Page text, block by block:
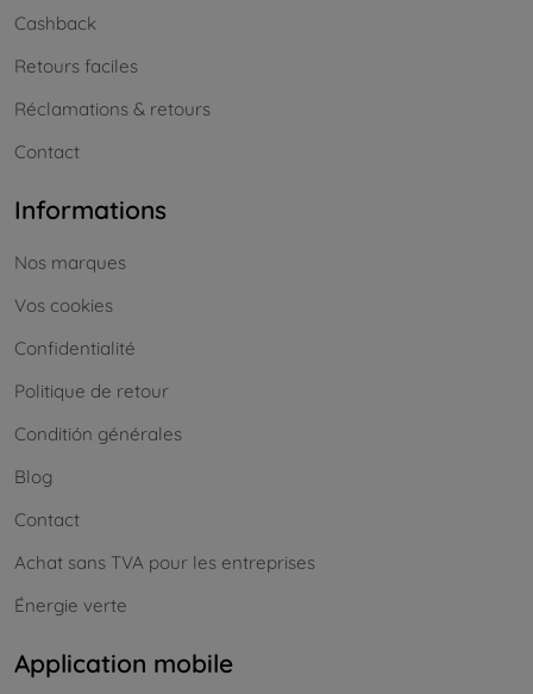
Cashback
Retours faciles
Réclamations & retours
Contact
Informations
Nos marques
Vos cookies
Confidentialité
Politique de retour
Conditión générales
Blog
Contact
Achat sans TVA pour les entreprises
Énergie verte
Application mobile